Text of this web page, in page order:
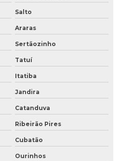
visuais
Salto
Araras
Sertãozinho
Tatuí
Itatiba
Jandira
Catanduva
Ribeirão Pires
Cubatão
Ourinhos